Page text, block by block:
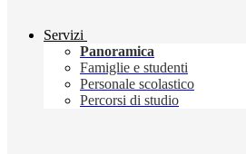
Servizi
Panoramica
Famiglie e studenti
Personale scolastico
Percorsi di studio